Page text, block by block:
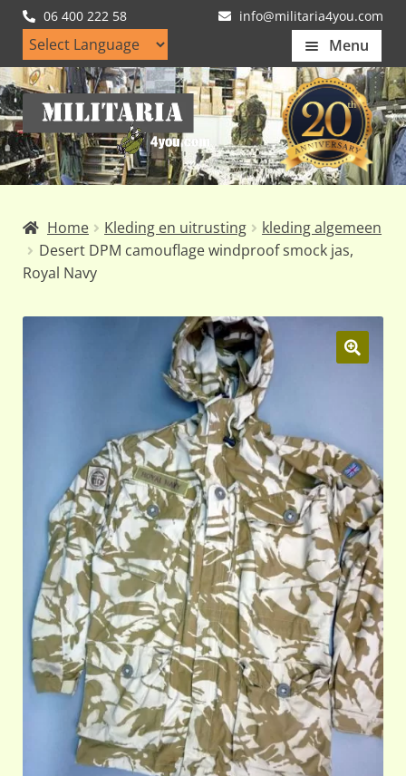
06 400 222 58 info@militaria4you.com
Menu
Home
Artikelen
Nieuws
Klantfotos
Ga
door
naar
navigatie
Ga
naar
de
inhoud
Home Kleding en uitrusting
kleding algemeen
Desert DPM camouflage windproof smock jas,
Royal Navy